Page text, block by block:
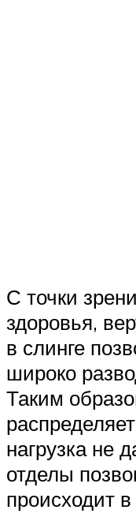
С точки
здоровья,
в слинге
широко
Таким
нагрузка не
отделы
происходит в